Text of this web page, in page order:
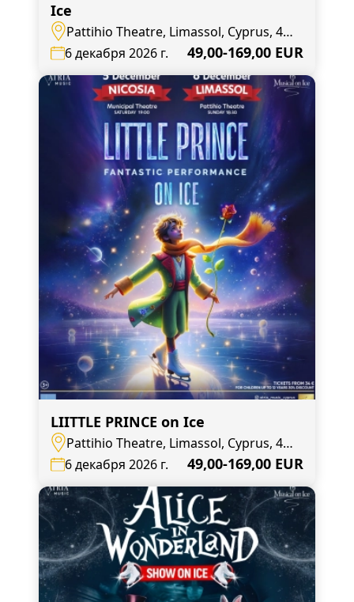
Ice
Pattihio Theatre, Limassol, Cyprus, 4,
Agias Zonis
6 декабря 2026 г. 49,00-169,00 EUR
LIITTLE PRINCE on Ice
Pattihio Theatre, Limassol, Cyprus, 4,
Agias Zonis
6 декабря 2026 г. 49,00-169,00 EUR